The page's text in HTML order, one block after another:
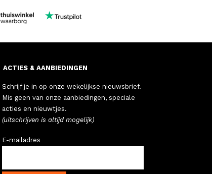
ACTIES & AANBIEDINGEN
Schrijf je in op onze wekelijkse nieuwsbrief.
Mis geen van onze aanbiedingen, speciale
acties en nieuwtjes.
(uitschrijven is altijd mogelijk)
E-mailadres